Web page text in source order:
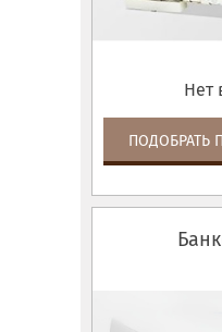
Нет
ПОДОБРАТЬ